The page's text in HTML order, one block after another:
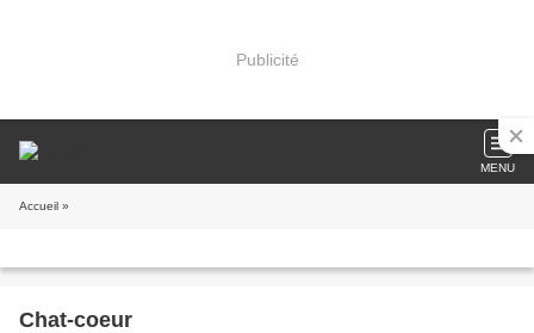
Publicité
MENU
Accueil »
Chat-coeur